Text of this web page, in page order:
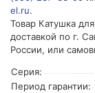
el.ru.
Товар Катушка
доставкой по г.
России, или
Серия:
Период гарантии: